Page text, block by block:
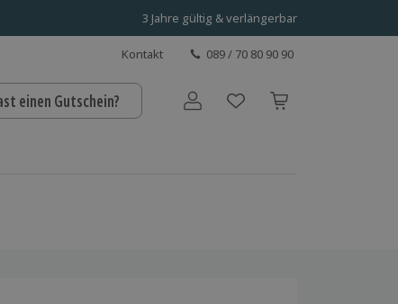
3 Jahre gültig & verlängerbar
Kontakt 089 / 70 80 90 90
einen Gutschein? Benutzerkonto